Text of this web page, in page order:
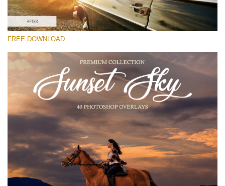
(40 Overlays)
Large 6000*4000px
(347 Overlays)
Large 6000*4000px
Entire Collection
(1783 Overlays)
Large 6000*4000px
Darmowe Pobieranie
FREE DOWNLOAD